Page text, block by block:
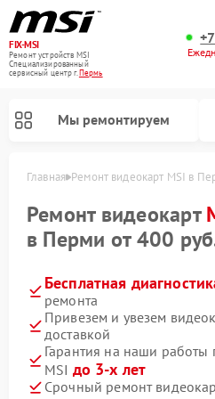
FIX-MSI
Ремонт устройств MSI
Специализированный
cервисный центр г.Пермь
Мы ремонтируем
Главная Ремонт видеокарт MSI в
Ремонт видеокарт
в Перми от 400
Бесплатная
ремонта
Привезем и увезем
доставкой
Гарантия на наши работы
MSI до 3-х лет
Срочный ремонт